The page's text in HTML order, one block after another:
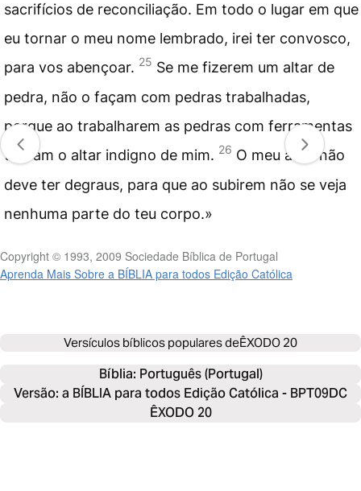
sacrifícios de reconciliação. Em todo o lugar em que
eu tornar o meu nome lembrado, irei ter convosco,
para vos abençoar. 25 Se me fizerem um altar de
pedra, não o façam com pedras trabalhadas,
porque ao trabalharem as pedras com ferramentas
tornam o altar indigno de mim. 26 O meu altar não
deve ter degraus, para que ao subirem não se veja
nenhuma parte do teu corpo.»
Copyright © 1993, 2009 Sociedade Bíblica de Portugal
Aprenda Mais Sobre a BÍBLIA para todos Edição Católica
Versículos bíblicos populares deÊXODO 20
Bíblia: Português (Portugal)
Versão: a BÍBLIA para todos Edição Católica - BPT09DC
ÊXODO 20